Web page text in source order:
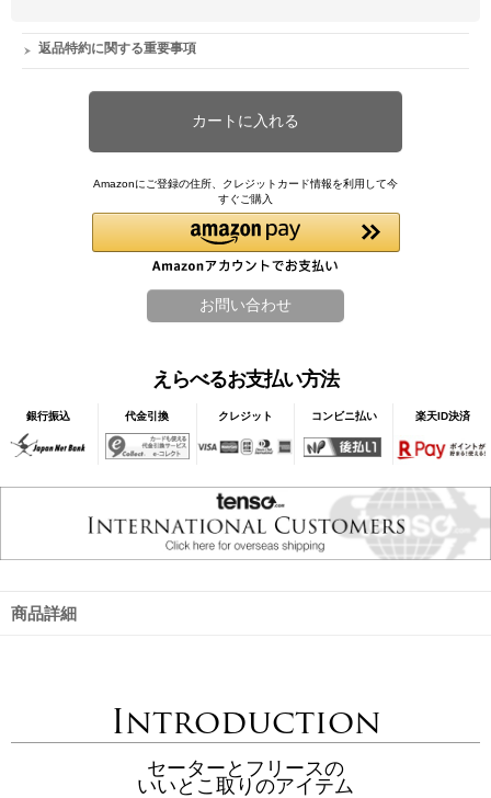
返品特約に関する重要事項
Amazonにご登録の住所、クレジットカード情報を利用して今
すぐご購入
えらべるお支払い方法
銀行振込 代金引換 クレジット コンビニ払い 楽天ID決済
商品詳細
Introduction
セーターとフリースの
いいとこ取りのアイテム